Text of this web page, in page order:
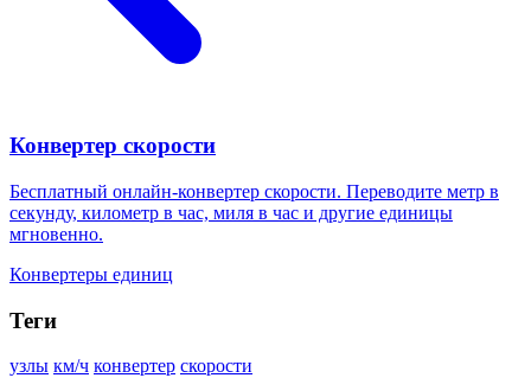
Конвертер скорости
Бесплатный онлайн-конвертер скорости. Переводите метр в
секунду, километр в час, миля в час и другие единицы
мгновенно.
Конвертеры единиц
Теги
узлы км/ч конвертер скорости